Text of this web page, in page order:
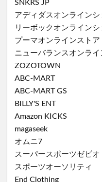
SNKRS JP
アディダスオンラインシ
リーボックオンライン
プーマオンラインストア
ニューバランスオンライ
ZOZOTOWN
ABC-MART
ABC-MART GS
BILLY'S ENT
Amazon KICKS
magaseek
オムニ7
スーパースポーツゼビオ
スポーツオーソリティ
End Clothing